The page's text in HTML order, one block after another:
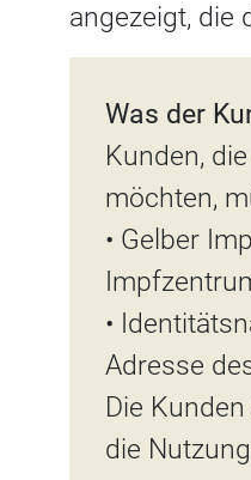
angezeigt, die
Was der
Kunden,
möchten,
• Gelber
•
Adresse
Die
die